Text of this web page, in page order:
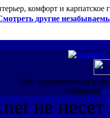
комфорт и карпатское
другие
При использовании
ссылка на
не несет